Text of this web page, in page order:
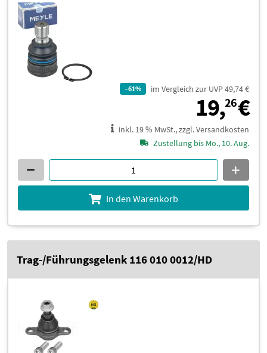
–61% im Vergleich zur UVP 49,74 €
19,26€
inkl. 19 % MwSt., zzgl. Versandkosten
Zustellung bis Mo., 10. Aug.
In den Warenkorb
Trag-/Führungsgelenk 116 010 0012/HD